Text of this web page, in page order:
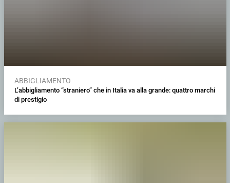
ABBIGLIAMENTO
L’abbigliamento “straniero” che in Italia va alla grande: quattro marchi
di prestigio